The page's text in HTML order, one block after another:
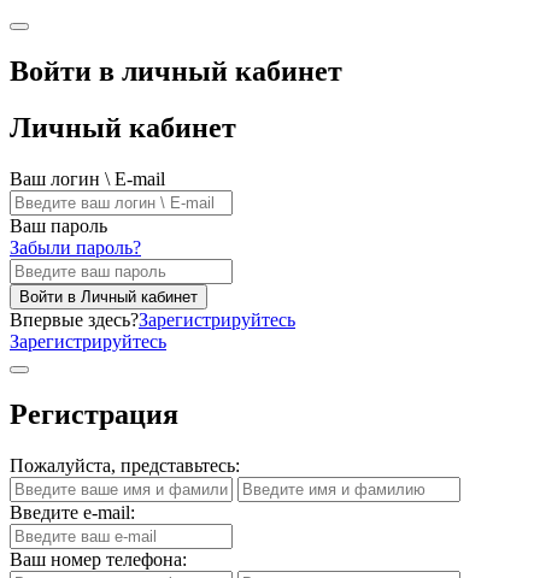
Войти в личный кабинет
Личный кабинет
Ваш логин \ E-mail
Ваш пароль
Забыли пароль?
Войти в Личный кабинет
Впервые здесь?Зарегистрируйтесь
Зарегистрируйтесь
Регистрация
Пожалуйста, представьтесь:
Введите e-mail:
Ваш номер телефона: